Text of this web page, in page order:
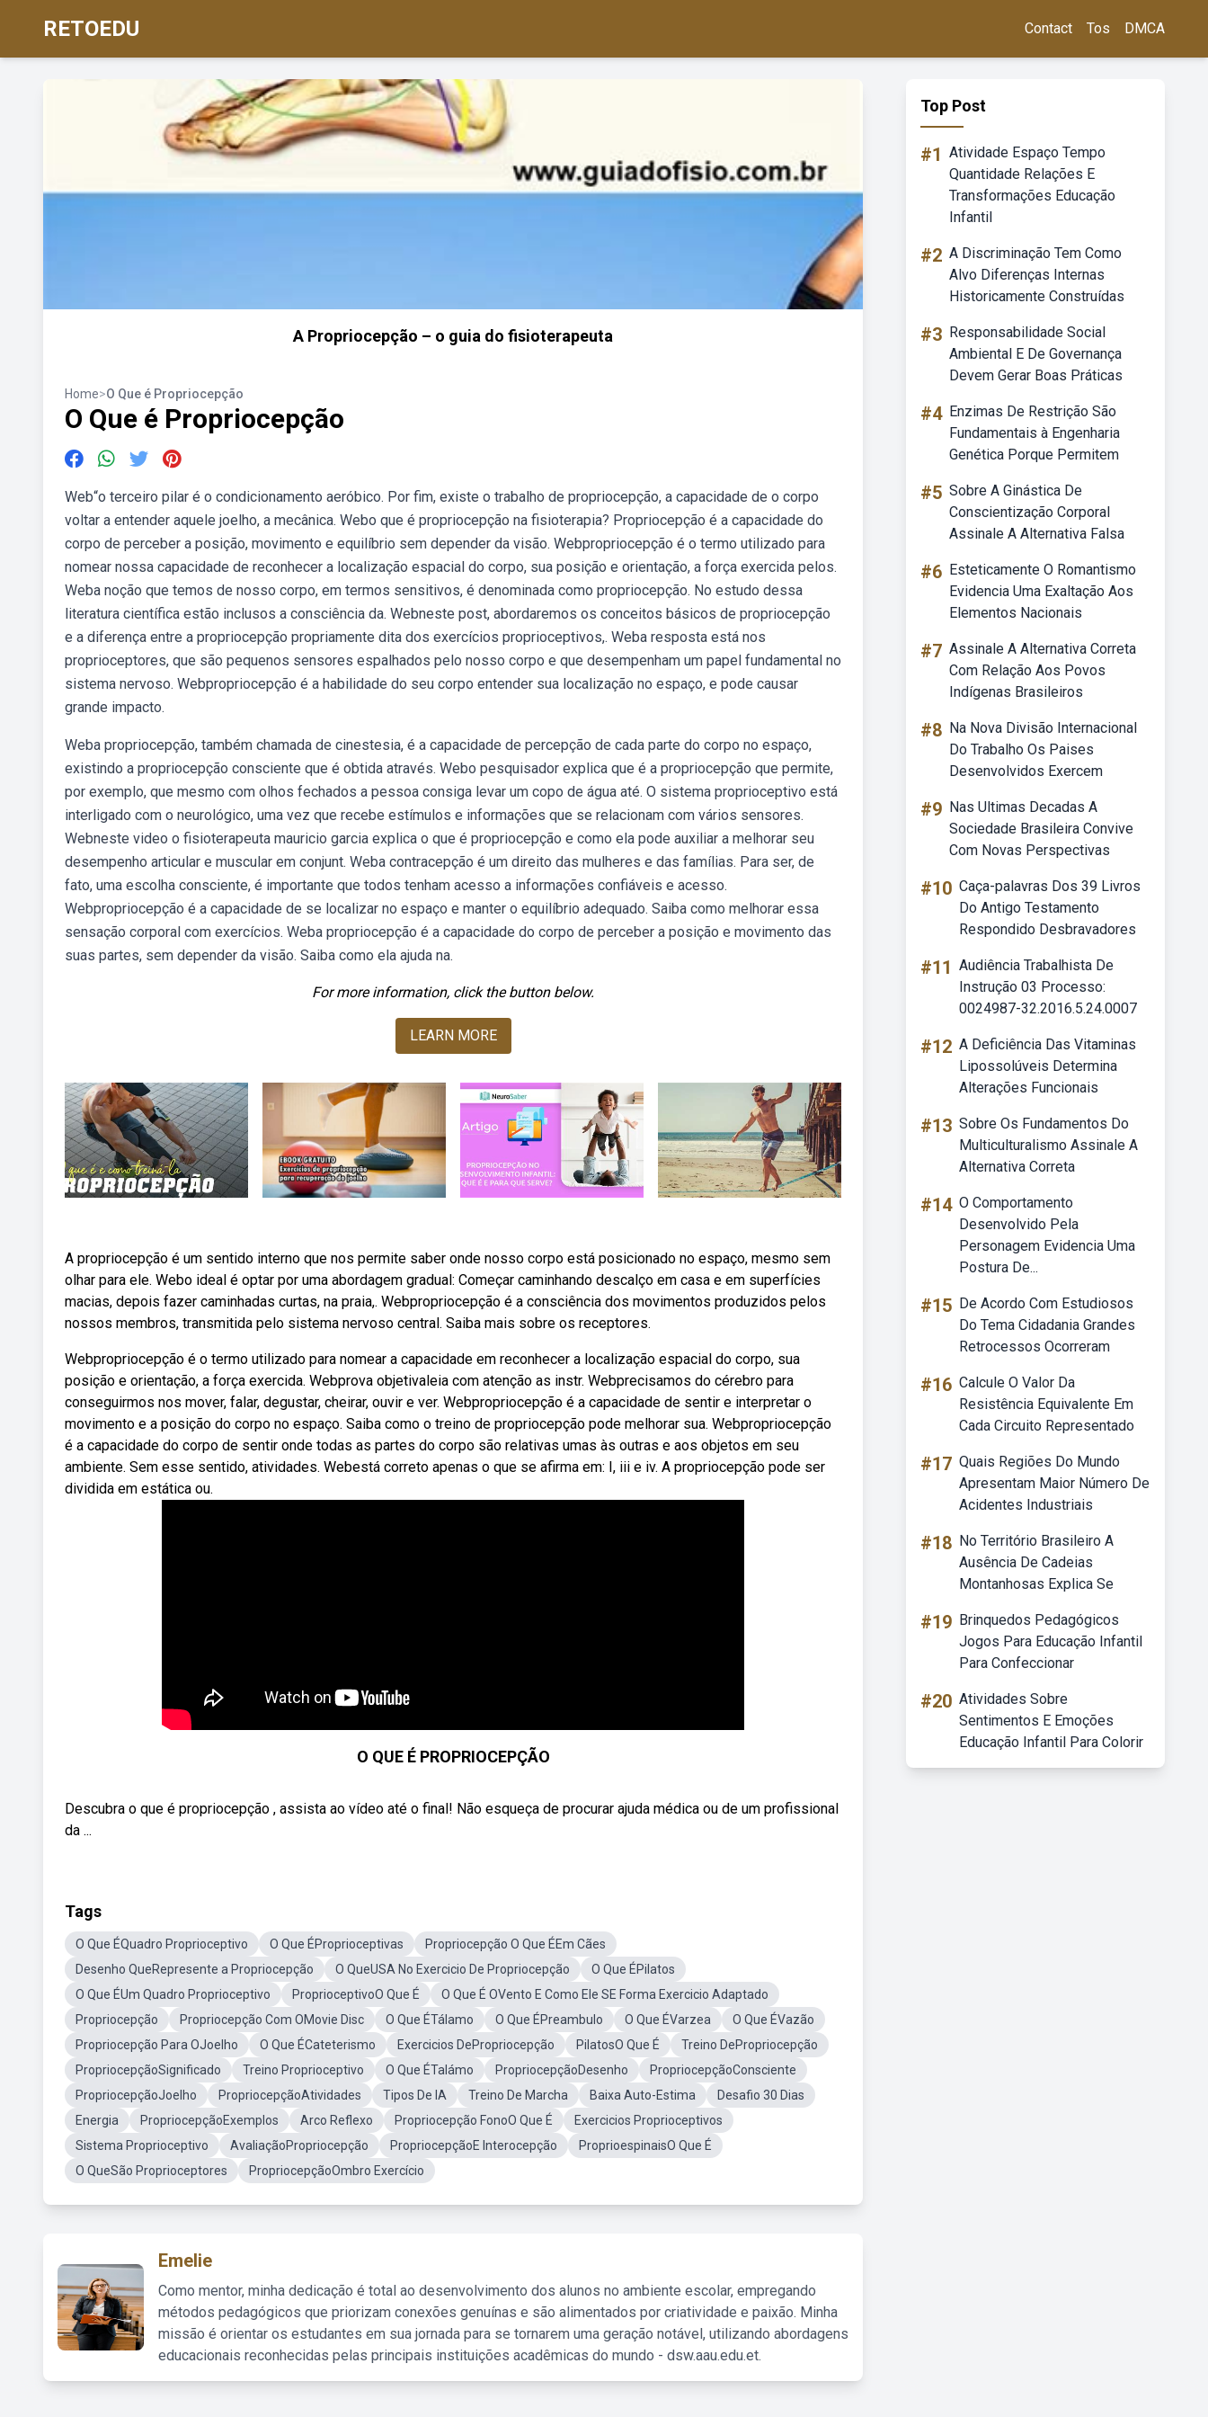
RETOEDU Contact Tos DMCA
A Propriocepção – o guia do fisioterapeuta
Home>O Que é Propriocepção
O Que é Propriocepção
Web“o terceiro pilar é o condicionamento aeróbico. Por fim, existe o trabalho de propriocepção, a capacidade de o corpo
voltar a entender aquele joelho, a mecânica. Webo que é propriocepção na fisioterapia? Propriocepção é a capacidade do
corpo de perceber a posição, movimento e equilíbrio sem depender da visão. Webpropriocepção é o termo utilizado para
nomear nossa capacidade de reconhecer a localização espacial do corpo, sua posição e orientação, a força exercida pelos.
Weba noção que temos de nosso corpo, em termos sensitivos, é denominada como propriocepção. No estudo dessa
literatura científica estão inclusos a consciência da. Webneste post, abordaremos os conceitos básicos de propriocepção
e a diferença entre a propriocepção propriamente dita dos exercícios proprioceptivos,. Weba resposta está nos
proprioceptores, que são pequenos sensores espalhados pelo nosso corpo e que desempenham um papel fundamental no
sistema nervoso. Webpropriocepção é a habilidade do seu corpo entender sua localização no espaço, e pode causar
grande impacto.
Weba propriocepção, também chamada de cinestesia, é a capacidade de percepção de cada parte do corpo no espaço,
existindo a propriocepção consciente que é obtida através. Webo pesquisador explica que é a propriocepção que permite,
por exemplo, que mesmo com olhos fechados a pessoa consiga levar um copo de água até. O sistema proprioceptivo está
interligado com o neurológico, uma vez que recebe estímulos e informações que se relacionam com vários sensores.
Webneste video o fisioterapeuta mauricio garcia explica o que é propriocepção e como ela pode auxiliar a melhorar seu
desempenho articular e muscular em conjunt. Weba contracepção é um direito das mulheres e das famílias. Para ser, de
fato, uma escolha consciente, é importante que todos tenham acesso a informações confiáveis e acesso.
Webpropriocepção é a capacidade de se localizar no espaço e manter o equilíbrio adequado. Saiba como melhorar essa
sensação corporal com exercícios. Weba propriocepção é a capacidade do corpo de perceber a posição e movimento das
suas partes, sem depender da visão. Saiba como ela ajuda na.
For more information, click the button below.
LEARN MORE
A propriocepção é um sentido interno que nos permite saber onde nosso corpo está posicionado no espaço, mesmo sem
olhar para ele. Webo ideal é optar por uma abordagem gradual: Começar caminhando descalço em casa e em superfícies
macias, depois fazer caminhadas curtas, na praia,. Webpropriocepção é a consciência dos movimentos produzidos pelos
nossos membros, transmitida pelo sistema nervoso central. Saiba mais sobre os receptores.
Webpropriocepção é o termo utilizado para nomear a capacidade em reconhecer a localização espacial do corpo, sua
posição e orientação, a força exercida. Webprova objetivaleia com atenção as instr. Webprecisamos do cérebro para
conseguirmos nos mover, falar, degustar, cheirar, ouvir e ver. Webpropriocepção é a capacidade de sentir e interpretar o
movimento e a posição do corpo no espaço. Saiba como o treino de propriocepção pode melhorar sua. Webpropriocepção
é a capacidade do corpo de sentir onde todas as partes do corpo são relativas umas às outras e aos objetos em seu
ambiente. Sem esse sentido, atividades. Webestá correto apenas o que se afirma em: I, iii e iv. A propriocepção pode ser
dividida em estática ou.
O QUE É PROPRIOCEPÇÃO
Descubra o que é propriocepção , assista ao vídeo até o final! Não esqueça de procurar ajuda médica ou de um profissional
da ...
Tags
O Que ÉQuadro Proprioceptivo O Que ÉProprioceptivas
Propriocepção O Que ÉEm Cães
Desenho QueRepresente a Propriocepção
O QueUSA No Exercicio De Propriocepção
O Que ÉPilatos
O Que ÉUm Quadro Proprioceptivo
ProprioceptivoO Que É
O Que É OVento E Como Ele SE Forma Exercicio Adaptado
Propriocepção
Propriocepção Com OMovie Disc O Que ÉTálamo O Que ÉPreambulo O Que ÉVarzea
O Que ÉVazão
Propriocepção Para OJoelho
O Que ÉCateterismo Exercicios DePropriocepção PilatosO Que É
Treino DePropriocepção
PropriocepçãoSignificado
Treino Proprioceptivo O Que ÉTalámo PropriocepçãoDesenho
PropriocepçãoConsciente
PropriocepçãoJoelho
PropriocepçãoAtividades Tipos De IA Treino De Marcha Baixa Auto-Estima
Desafio 30 Dias
Energia
PropriocepçãoExemplos Arco Reflexo Propriocepção FonoO Que É
Exercicios Proprioceptivos
Sistema Proprioceptivo
AvaliaçãoPropriocepção PropriocepçãoE Interocepção
ProprioespinaisO Que É
O QueSão Proprioceptores
PropriocepçãoOmbro Exercício
Emelie
Como mentor, minha dedicação é total ao desenvolvimento dos alunos no ambiente escolar, empregando
métodos pedagógicos que priorizam conexões genuínas e são alimentados por criatividade e paixão. Minha
missão é orientar os estudantes em sua jornada para se tornarem uma geração notável, utilizando abordagens
educacionais reconhecidas pelas principais instituições acadêmicas do mundo - dsw.aau.edu.et.
Top Post
#1 Atividade Espaço Tempo
Quantidade Relações E
Transformações Educação
Infantil
#2 A Discriminação Tem Como
Alvo Diferenças Internas
Historicamente Construídas
#3 Responsabilidade Social
Ambiental E De Governança
Devem Gerar Boas Práticas
#4 Enzimas De Restrição São
Fundamentais à Engenharia
Genética Porque Permitem
#5 Sobre A Ginástica De
Conscientização Corporal
Assinale A Alternativa Falsa
#6 Esteticamente O Romantismo
Evidencia Uma Exaltação Aos
Elementos Nacionais
#7 Assinale A Alternativa Correta
Com Relação Aos Povos
Indígenas Brasileiros
#8 Na Nova Divisão Internacional
Do Trabalho Os Paises
Desenvolvidos Exercem
#9 Nas Ultimas Decadas A
Sociedade Brasileira Convive
Com Novas Perspectivas
#10 Caça-palavras Dos 39 Livros
Do Antigo Testamento
Respondido Desbravadores
#11 Audiência Trabalhista De
Instrução 03 Processo:
0024987-32.2016.5.24.0007
#12 A Deficiência Das Vitaminas
Lipossolúveis Determina
Alterações Funcionais
#13 Sobre Os Fundamentos Do
Multiculturalismo Assinale A
Alternativa Correta
#14 O Comportamento
Desenvolvido Pela
Personagem Evidencia Uma
Postura De...
#15 De Acordo Com Estudiosos
Do Tema Cidadania Grandes
Retrocessos Ocorreram
#16 Calcule O Valor Da
Resistência Equivalente Em
Cada Circuito Representado
#17 Quais Regiões Do Mundo
Apresentam Maior Número De
Acidentes Industriais
#18 No Território Brasileiro A
Ausência De Cadeias
Montanhosas Explica Se
#19 Brinquedos Pedagógicos
Jogos Para Educação Infantil
Para Confeccionar
#20 Atividades Sobre
Sentimentos E Emoções
Educação Infantil Para Colorir